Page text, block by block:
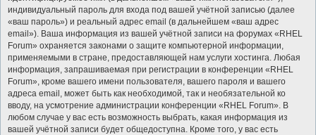
индивидуальный пароль для входа под вашей учётной записью (далее
«ваш пароль») и реальный адрес email (в дальнейшем «ваш адрес
email»). Ваша информация из вашей учётной записи на форумах «RHEL
Forum» охраняется законами о защите компьютерной информации,
применяемыми в стране, предоставляющей нам услуги хостинга. Любая
информация, запрашиваемая при регистрации в конференции «RHEL
Forum», кроме вашего имени пользователя, вашего пароля и вашего
адреса email, может быть как необходимой, так и необязательной ко
вводу, на усмотрение администрации конференции «RHEL Forum». В
любом случае у вас есть возможность выбрать, какая информация из
вашей учётной записи будет общедоступна. Кроме того, у вас есть